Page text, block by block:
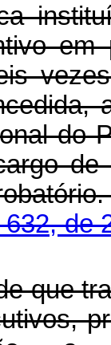
em
do
de
que